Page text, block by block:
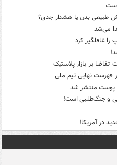
است
طبیعی بدن یا هشدار جدی؟
می‌شد
را غافلگیر کرد
تقاضا بر بازار پلاستیک
پوست منتشر شد
و جنگ‌طلبی است!
در آمریکا!